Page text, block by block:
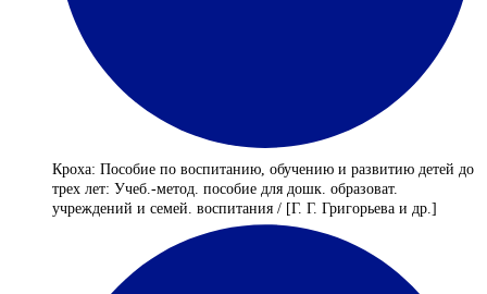
Кроха: Пособие по воспитанию, обучению и развитию детей до
трех лет: Учеб.-метод. пособие для дошк. образоват.
учреждений и семей. воспитания / [Г. Г. Григорьева и др.]